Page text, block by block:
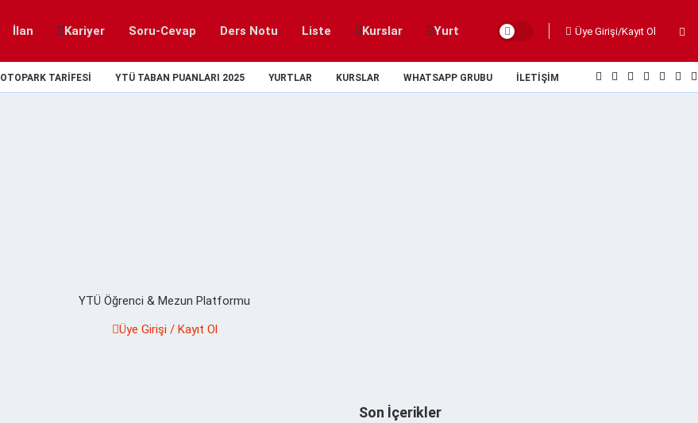
İlan Kariyer Soru-Cevap Ders Notu Liste Kurslar Yurt Üye Girişi/Kayıt Ol
OTOPARK TARIFESI YTÜ TABAN PUANLARI 2025 YURTLAR KURSLAR WHATSAPP GRUBU İLETIŞIM
YTÜ Öğrenci & Mezun Platformu
Üye Girişi / Kayıt Ol
Son İçerikler